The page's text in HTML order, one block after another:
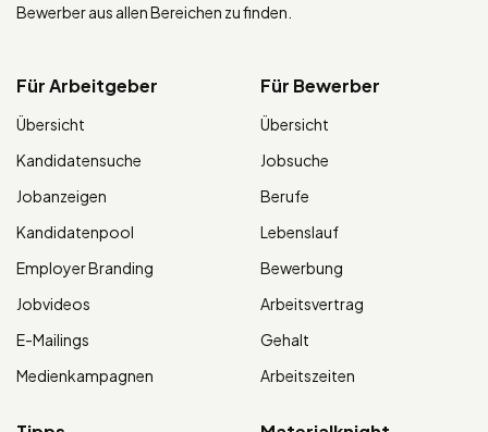
Bewerber aus allen Bereichen zu finden.
Für Arbeitgeber
Übersicht
Kandidatensuche
Jobanzeigen
Kandidatenpool
Employer Branding
Jobvideos
E-Mailings
Medienkampagnen
Für Bewerber
Übersicht
Jobsuche
Berufe
Lebenslauf
Bewerbung
Arbeitsvertrag
Gehalt
Arbeitszeiten